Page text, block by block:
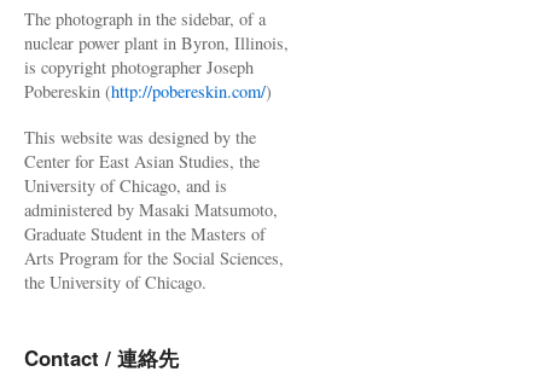
The photograph in the sidebar, of a
nuclear power plant in Byron, Illinois,
is copyright photographer Joseph
Pobereskin (http://pobereskin.com/)
This website was designed by the
Center for East Asian Studies, the
University of Chicago, and is
administered by Masaki Matsumoto,
Graduate Student in the Masters of
Arts Program for the Social Sciences,
the University of Chicago.
Contact / 連絡先